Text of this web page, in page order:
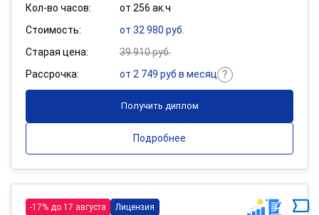
Кол-во часов:
от 256 ак.ч
Стоимость:
от 32 980 руб.
Старая цена:
39 910 руб.
Рассрочка:
от 2 749 руб в месяц
Получить диплом
Подробнее
-17% до 17 августа Лицензия